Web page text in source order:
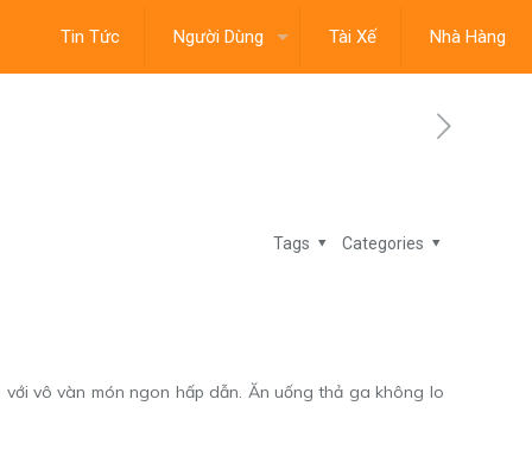
Tin Tức Người Dùng Tài Xế Nhà Hàng
Categories
Tags
vô vàn món ngon hấp dẫn. Ăn uống thả ga không lo